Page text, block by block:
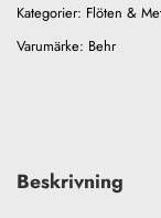
Kategorier: Flöten &
Varumärke: Behr
Beskrivning